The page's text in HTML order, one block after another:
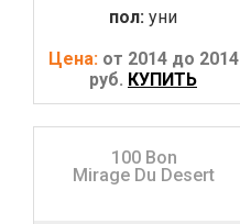
пол: уни
Цена: от 2014 до 2014
руб. КУПИТЬ
100 Bon
Mirage Du Desert